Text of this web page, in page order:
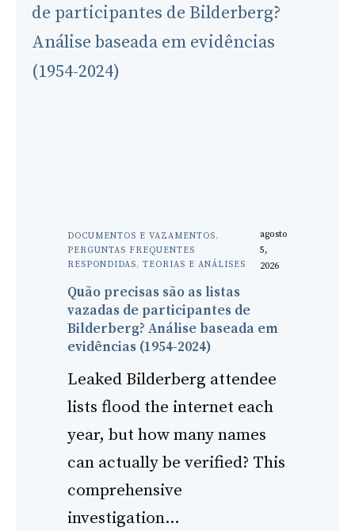
DOCUMENTOS E VAZAMENTOS
PERGUNTAS FREQUENTES
RESPONDIDAS, TEORIAS E ANÁLISES
agosto
5,
2026
Quão precisas são as listas
vazadas de participantes de
Bilderberg? Análise baseada em
evidências (1954-2024)
Leaked Bilderberg attendee
lists flood the internet each
year, but how many names
can actually be verified? This
comprehensive
investigation…